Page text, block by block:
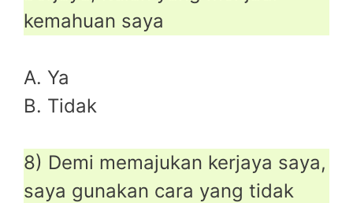
kemahuan saya
A. Ya
B. Tidak
8) Demi memajukan kerjaya saya,
saya gunakan cara yang tidak